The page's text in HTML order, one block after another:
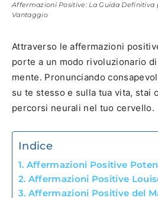
Affermazioni Positive: La Guida Definitiva
Vantaggio
Attraverso le affermazioni
porte a un modo rivoluzionario
mente. Pronunciando
su te stesso e sulla tua vita, stai
percorsi neurali nel tuo cervello.
Indice
Affermazioni Positive
Affermazioni Positive
Affermazioni Positive del